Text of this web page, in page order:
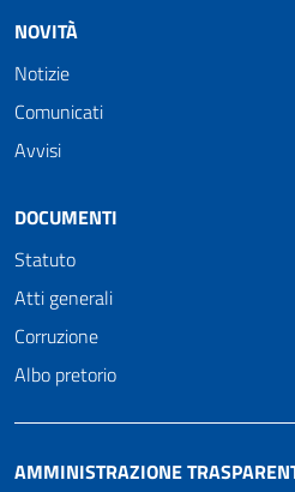
NOVITÀ
Notizie
Comunicati
Avvisi
DOCUMENTI
Statuto
Atti generali
Corruzione
Albo pretorio
AMMINISTRAZIONE